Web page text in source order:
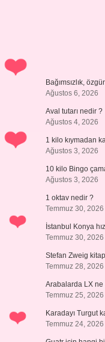
Bağımsızlık,
Ağustos 6, 2026
Aval tutarı nedir ?
Ağustos 4, 2026
1 kilo kıymadan
Ağustos 3, 2026
10 kilo Bingo
Ağustos 3, 2026
1 oktav nedir ?
Temmuz 30, 2026
İstanbul Konya
Temmuz 30, 2026
Stefan Zweig
Temmuz 28, 2026
Arabalarda LX
Temmuz 25, 2026
Karadayı Turgut
Temmuz 24, 2026